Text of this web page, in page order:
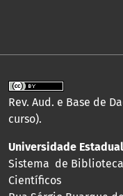
Rev. Aud. e Base de
curso).
Universidade
Sistema de
Científicos